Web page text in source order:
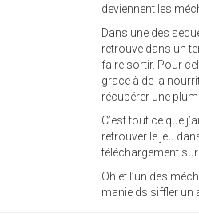
deviennent les
Dans une des
retrouve dans un
faire sortir. Pour
grace à de la
récupérer une
C’est tout ce que
retrouver le jeu
téléchargement sur
Oh et l’un des
manie ds siffler un